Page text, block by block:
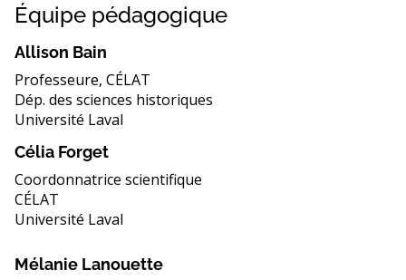
Équipe pédagogique
Allison Bain
Professeure, CÉLAT
Dép. des sciences historiques
Université Laval
Célia Forget
Coordonnatrice scientifique
CÉLAT
Université Laval
Mélanie Lanouette